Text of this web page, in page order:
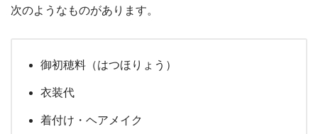
次のようなものがあります。
御初穂料（はつほりょう）
衣装代
着付け・ヘアメイク